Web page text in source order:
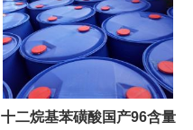
十二烷基苯磺酸国产96含量